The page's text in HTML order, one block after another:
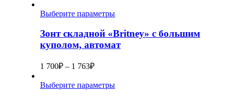
Выберите параметры
Зонт складной «Britney» с большим
куполом, автомат
1 700₽ – 1 763₽
Выберите параметры